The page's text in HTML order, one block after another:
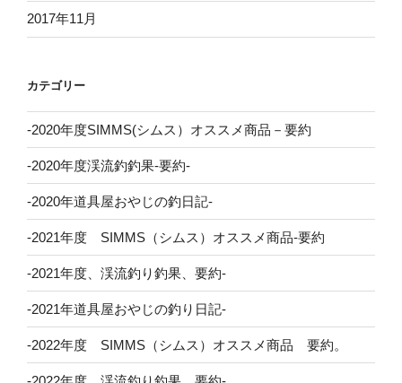
2017年11月
カテゴリー
-2020年度SIMMS(シムス）オススメ商品－要約
-2020年度渓流釣釣果-要約-
-2020年道具屋おやじの釣日記-
-2021年度 SIMMS（シムス）オススメ商品-要約
-2021年度、渓流釣り釣果、要約-
-2021年道具屋おやじの釣り日記-
-2022年度 SIMMS（シムス）オススメ商品 要約。